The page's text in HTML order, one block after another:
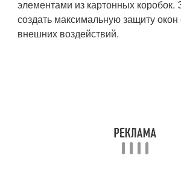
элементами из картонных коробок.
создать максимальную защиту окон
внешних воздействий.